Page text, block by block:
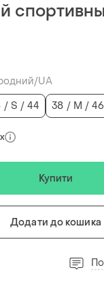
UA
/ S / 44 38 / M / 46
Купити
Додати до кошика